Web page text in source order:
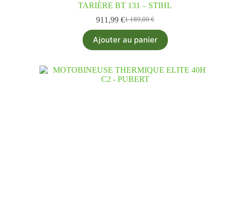
TARIÈRE BT 131 – STIHL
1 189,00€
911,99 €
Ajouter au panier